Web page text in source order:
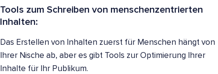
Tools zum Schreiben von menschenzentrierten
Inhalten:
Das Erstellen von Inhalten zuerst für Menschen hängt von
Ihrer Nische ab, aber es gibt Tools zur Optimierung Ihrer
Inhalte für Ihr Publikum.